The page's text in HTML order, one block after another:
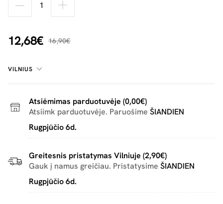
12,68€ 16,90€
VILNIUS
Atsiėmimas parduotuvėje (0,00€)
Atsiimk parduotuvėje. Paruošime ŠIANDIEN
Rugpjūčio 6d.
Greitesnis pristatymas Vilniuje (2,90€)
Gauk į namus greičiau. Pristatysime ŠIANDIEN
Rugpjūčio 6d.